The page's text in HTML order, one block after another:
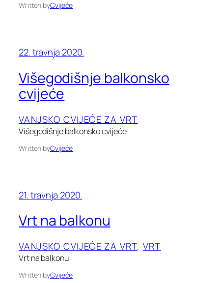
Written byCvijeće
22. travnja 2020.
Višegodišnje balkonsko
cvijeće
VANJSKO CVIJEĆE ZA VRT
Višegodišnje balkonsko cvijeće
Written byCvijeće
21. travnja 2020.
Vrt na balkonu
VANJSKO CVIJEĆE ZA VRT, VRT
Vrt na balkonu
Written byCvijeće